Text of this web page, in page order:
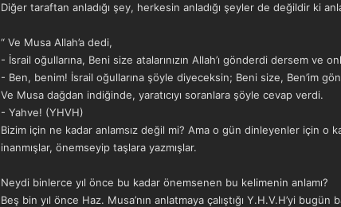
Diğer taraftan anladığı şey, herkesin anladığı şeyler de değildir ki
“ Ve Musa Allah’a dedi,
- İsrail oğullarına, Beni size atalarınızın Allah’ı gönderdi dersem
- Ben, benim! İsrail oğullarına şöyle diyeceksin; Beni size, Ben’im
Ve Musa dağdan indiğinde, yaratıcıyı soranlara şöyle cevap verdi.
- Yahve! (YHVH)
Bizim için ne kadar anlamsız değil mi? Ama o gün dinleyenler için o
inanmışlar, önemseyip taşlara yazmışlar.
Neydi binlerce yıl önce bu kadar önemsenen bu kelimenin anlamı?
Beş bin yıl önce Haz. Musa’nın anlatmaya çalıştığı Y.H.V.H’yi